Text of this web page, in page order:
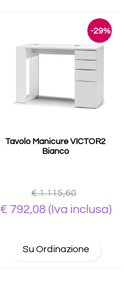
-29%
Tavolo Manicure VICTOR2
Bianco
€ 1.115,60
€ 792,08(Iva inclusa)
Su Ordinazione